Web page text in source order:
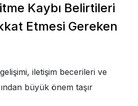
Kaybı Belirtileri
Etmesi Gereken
iletişim becerileri ve
büyük önem taşır